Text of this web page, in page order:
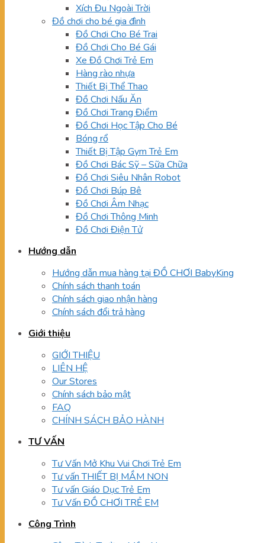
Xích Đu Ngoài Trời
Đồ chơi cho bé gia đình
Đồ Chơi Cho Bé Trai
Đồ Chơi Cho Bé Gái
Xe Đồ Chơi Trẻ Em
Hàng rào nhựa
Thiết Bị Thể Thao
Đồ Chơi Nấu Ăn
Đồ Chơi Trang Điểm
Đồ Chơi Học Tập Cho Bé
Bóng rổ
Thiết Bị Tập Gym Trẻ Em
Đồ Chơi Bác Sỹ – Sữa Chữa
Đồ Chơi Siêu Nhân Robot
Đồ Chơi Búp Bê
Đồ Chơi Âm Nhạc
Đồ Chơi Thông Minh
Đồ Chơi Điện Tử
Hướng dẫn
Hướng dẫn mua hàng tại ĐỒ CHƠI BabyKing
Chính sách thanh toán
Chính sách giao nhận hàng
Chính sách đổi trả hàng
Giới thiệu
GIỚI THIỆU
LIÊN HỆ
Our Stores
Chính sách bảo mật
FAQ
CHÍNH SÁCH BẢO HÀNH
TƯ VẤN
Tư Vấn Mở Khu Vui Chơi Trẻ Em
Tư vấn THIẾT BỊ MẦM NON
Tư vấn Giáo Dục Trẻ Em
Tư Vấn ĐỒ CHƠI TRẺ EM
Công Trình